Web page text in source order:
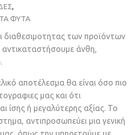
,
ΦΥΤΑ
διαθεσιμοτητας των προϊόντων
αντικαταστήσουμε άνθη,
αποτέλεσμα θα είναι όσο πιο
μας και ότι
ίσης ή μεγαλύτερης αξίας. Το
αντιπροσωπεύει μια γενική